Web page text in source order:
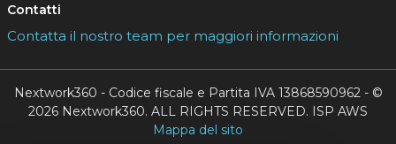
Contatti
Contatta il nostro team per maggiori informazioni
Nextwork360 - Codice fiscale e Partita IVA 13868590962 - ©
2026 Nextwork360. ALL RIGHTS RESERVED. ISP AWS
Mappa del sito